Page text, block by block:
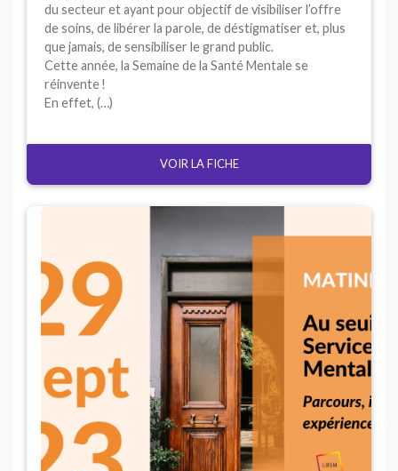
du secteur et ayant pour objectif de visibiliser l’offre
de soins, de libérer la parole, de déstigmatiser et, plus
que jamais, de sensibiliser le grand public.
Cette année, la Semaine de la Santé Mentale se
réinvente!
En effet, (…)
VOIR LA FICHE